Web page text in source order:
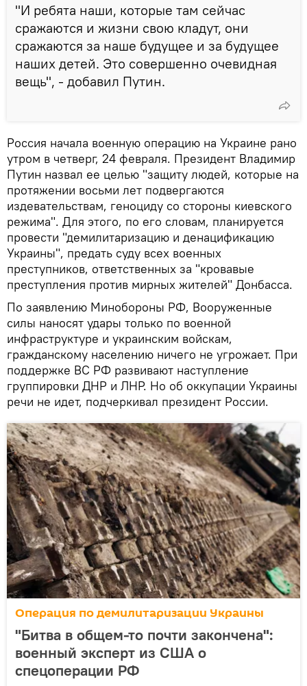
"И ребята наши, которые там сейчас
сражаются и жизни свою кладут, они
сражаются за наше будущее и за будущее
наших детей. Это совершенно очевидная
вещь", - добавил Путин.
Россия начала военную операцию на Украине рано
утром в четверг, 24 февраля. Президент Владимир
Путин назвал ее целью "защиту людей, которые на
протяжении восьми лет подвергаются
издевательствам, геноциду со стороны киевского
режима". Для этого, по его словам, планируется
провести "демилитаризацию и денацификацию
Украины", предать суду всех военных
преступников, ответственных за "кровавые
преступления против мирных жителей" Донбасса.
По заявлению Минобороны РФ, Вооруженные
силы наносят удары только по военной
инфраструктуре и украинским войскам,
гражданскому населению ничего не угрожает. При
поддержке ВС РФ развивают наступление
группировки ДНР и ЛНР. Но об оккупации Украины
речи не идет, подчеркивал президент России.
Операция по демилитаризации Украины
"Битва в общем-то почти закончена":
военный эксперт из США о
спецоперации РФ